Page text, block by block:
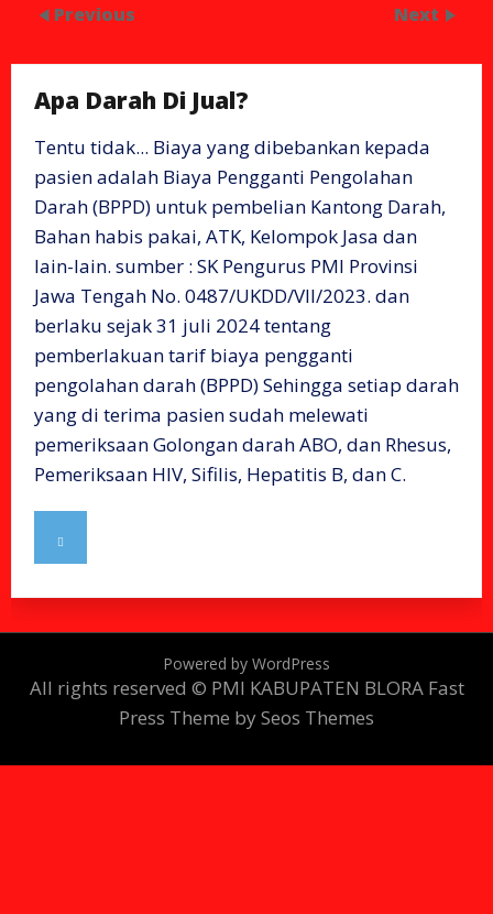
Previous Next
Apa Darah Di Jual?
Tentu tidak... Biaya yang dibebankan kepada
pasien adalah Biaya Pengganti Pengolahan
Darah (BPPD) untuk pembelian Kantong Darah,
Bahan habis pakai, ATK, Kelompok Jasa dan
lain-lain. sumber : SK Pengurus PMI Provinsi
Jawa Tengah No. 0487/UKDD/VII/2023. dan
berlaku sejak 31 juli 2024 tentang
pemberlakuan tarif biaya pengganti
pengolahan darah (BPPD) Sehingga setiap darah
yang di terima pasien sudah melewati
pemeriksaan Golongan darah ABO, dan Rhesus,
Pemeriksaan HIV, Sifilis, Hepatitis B, dan C.
Powered by WordPress
All rights reserved © PMI KABUPATEN BLORA Fast
Press Theme by Seos Themes